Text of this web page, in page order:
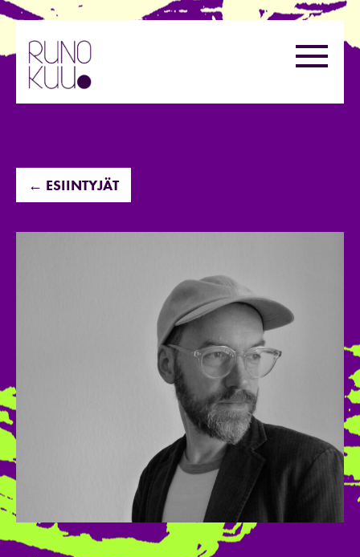
sisältöön
← ESIINTYJÄT